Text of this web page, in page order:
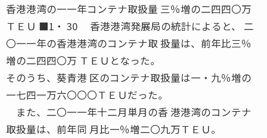
香港港湾の一一年コンテナ取扱量 三％増の二四四〇万
ＴＥＵ ■1・ 30 香港港湾発展局の統計によると、 二
〇一一年の香港港湾のコンテナ取 扱量は、前年比三％
増の二四四〇万 ＴＥＵとなった。
そのうち、葵青港 区のコンテナ取扱量は一・九％増の
一七四一万六〇〇〇ＴＥＵだった。
また、二〇一一年十二月単月の香 港港湾のコンテナ
取扱量は、前年同 月比一％増二〇九万ＴＥＵ。